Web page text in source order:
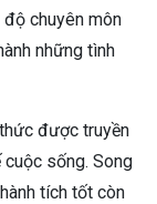
chuyên môn
những tình
được truyền
sống. Song
tích tốt còn